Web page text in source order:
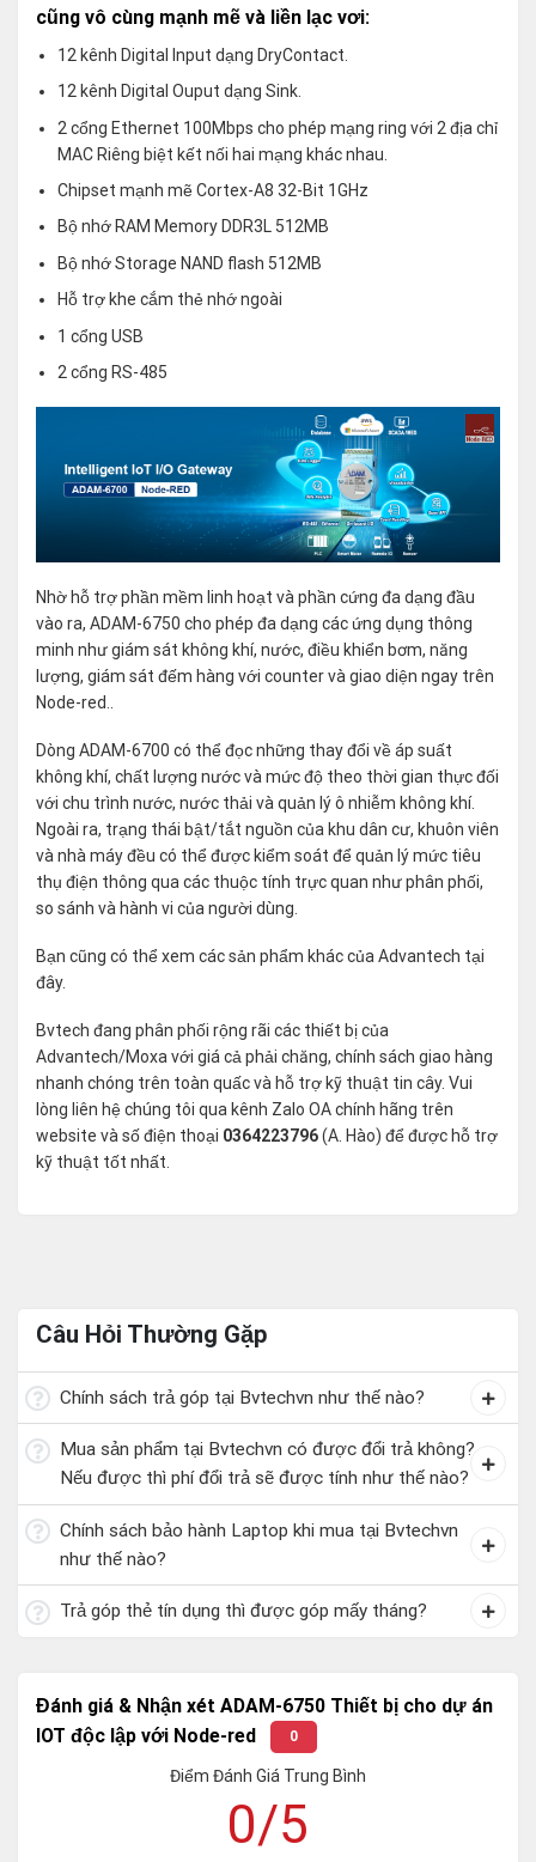
cũng vô cùng mạnh mẽ và liền lạc vơi:
12 kênh Digital Input dạng DryContact.
12 kênh Digital Ouput dạng Sink.
2 cổng Ethernet 100Mbps cho phép mạng ring với 2 địa chỉ
MAC Riêng biệt kết nối hai mạng khác nhau.
Chipset mạnh mẽ Cortex-A8 32-Bit 1GHz
Bộ nhớ RAM Memory DDR3L 512MB
Bộ nhớ Storage NAND flash 512MB
Hỗ trợ khe cắm thẻ nhớ ngoài
1 cổng USB
2 cổng RS-485
Nhờ hỗ trợ phần mềm linh hoạt và phần cứng đa dạng đầu
vào ra, ADAM-6750 cho phép đa dạng các ứng dụng thông
minh như giám sát không khí, nước, điều khiển bơm, năng
lượng, giám sát đếm hàng với counter và giao diện ngay trên
Node-red..
Dòng ADAM-6700 có thể đọc những thay đổi về áp suất
không khí, chất lượng nước và mức độ theo thời gian thực đối
với chu trình nước, nước thải và quản lý ô nhiễm không khí.
Ngoài ra, trạng thái bật/tắt nguồn của khu dân cư, khuôn viên
và nhà máy đều có thể được kiểm soát để quản lý mức tiêu
thụ điện thông qua các thuộc tính trực quan như phân phối,
so sánh và hành vi của người dùng.
Bạn cũng có thể xem các sản phẩm khác của Advantech tại
đây.
Bvtech đang phân phối rộng rãi các thiết bị của
Advantech/Moxa với giá cả phải chăng, chính sách giao hàng
nhanh chóng trên toàn quấc và hỗ trợ kỹ thuật tin cây. Vui
lòng liên hệ chúng tôi qua kênh Zalo OA chính hãng trên
website và số điện thoại 0364223796(A. Hào) để được hỗ trợ
kỹ thuật tốt nhất.
Câu Hỏi Thường Gặp
Chính sách trả góp tại Bvtechvn như thế nào?
Mua sản phẩm tại Bvtechvn có được đổi trả không?
Nếu được thì phí đổi trả sẽ được tính như thế nào?
Chính sách bảo hành Laptop khi mua tại Bvtechvn
như thế nào?
Trả góp thẻ tín dụng thì được góp mấy tháng?
Đánh giá & Nhận xét ADAM-6750 Thiết bị cho dự án
IOT độc lập với Node-red
0
Điểm Đánh Giá Trung Bình
0/5